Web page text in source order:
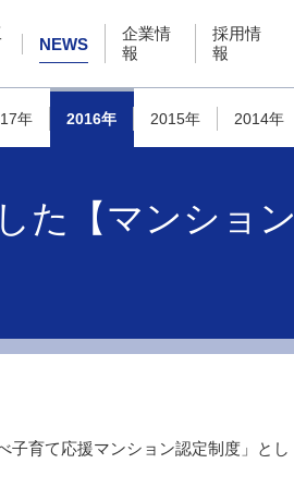
NEWS
企業情
報
採用情
報
年 2016年 2015年 2014年
た【マンション
子育て応援マンション認定制度」とし